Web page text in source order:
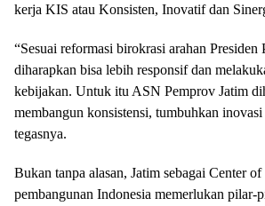
kerja KIS atau Konsisten, Inovatif dan
“Sesuai reformasi birokrasi arahan
diharapkan bisa lebih responsif dan
kebijakan. Untuk itu ASN Pemprov Jatim
membangun konsistensi, tumbuhkan
tegasnya.
Bukan tanpa alasan, Jatim sebagai Center
pembangunan Indonesia memerlukan pilar-